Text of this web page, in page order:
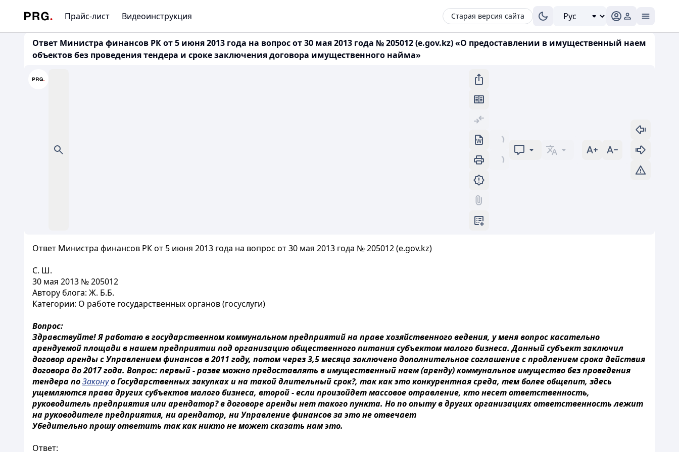
Прайс-лист Видеоинструкция Старая версия сайта
Ответ Министра финансов РК от 5 июня 2013 года на вопрос от 30 мая 2013 года № 205012 (e.gov.kz) «О предоставлении в имущественный наем
объектов без проведения тендера и сроке заключения договора имущественного найма»
Ответ Министра финансов РК от 5 июня 2013 года на вопрос от 30 мая 2013 года № 205012 (e.gov.kz)
С. Ш.
30 мая 2013 № 205012
Автору блога: Ж. Б.Б.
Категории: О работе государственных органов (госуслуги)
Вопрос:
Здравствуйте! Я работаю в государственном коммунальном предприятий на праве хозяйственного ведения, у меня вопрос касательно
арендуемой площади в нашем предприятии под организацию общественного питания субъектом малого бизнеса. Данный субъект заключил
договор аренды с Управлением финансов в 2011 году, потом через 3,5 месяца заключено дополнительное соглашение с продлением срока действия
договора до 2017 года. Вопрос: первый - разве можно предоставлять в имущественный наем (аренду) коммунальное имущество без проведения
тендера поЗаконуо Государственных закупках и на такой длительный срок?, так как это конкурентная среда, тем более общепит, здесь
ущемляются права других субъектов малого бизнеса, второй - если произойдет массовое отравление, кто несет ответственность,
руководитель предприятия или арендатор? в договоре аренды нет такого пункта. Но по опыту в других организациях ответственность лежит
на руководителе предприятия, ни арендатор, ни Управление финансов за это не отвечает
Убедительно прошу ответить так как никто не может сказать нам это.
Ответ: